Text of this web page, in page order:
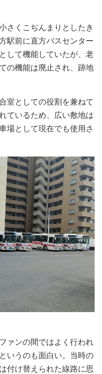
さくこぢんまりとしたき
駅前に直方バスセンター
して機能していたが、老
の機能は廃止され、跡地
室としての役割を兼ねて
ているため、広い敷地は
場として現在でも使用さ
ァンの間ではよく行われ
いうのも面白い。当時の
付け替えられた線路に思